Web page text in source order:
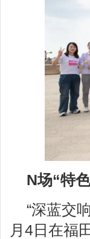
N场“特
“深蓝交
月4日在福